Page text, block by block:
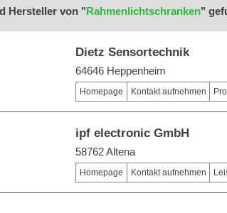
Hersteller von "Rahmenlichtschranken"
Dietz Sensortechnik
64646 Heppenheim
Homepage Kontakt aufnehmen
ipf electronic GmbH
58762 Altena
Homepage Kontakt aufnehmen